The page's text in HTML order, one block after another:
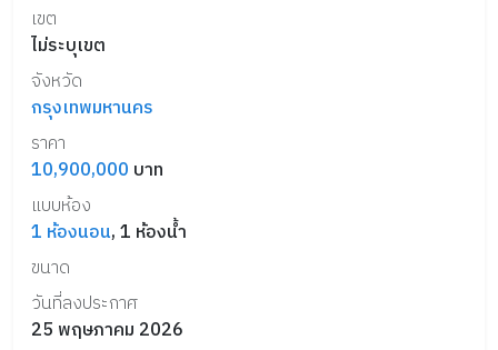
เขต
ไม่ระบุเขต
จังหวัด
กรุงเทพมหานคร
ราคา
10,900,000 บาท
แบบห้อง
1 ห้องนอน,1 ห้องน้ำ
ขนาด
วันที่ลงประกาศ
25 พฤษภาคม 2026